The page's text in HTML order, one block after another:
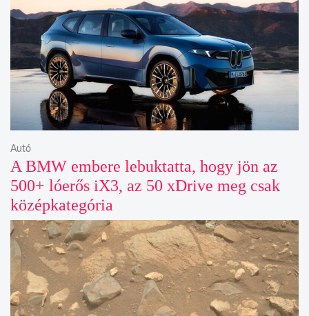
A BMW embere lebuktatta, hogy jön az
500+ lóerős iX3, az 50 xDrive meg csak
középkategória
Autó